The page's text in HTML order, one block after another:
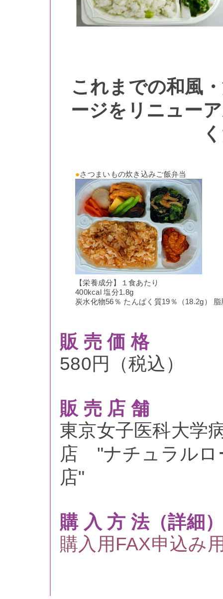
これまでの和風
ージをリニュー
●さつまいもの炊き込みご飯弁当
【栄養成分】１食あたり
400kcal 塩分1.8g
炭水化物56％ たんぱく質19％（18.2g）
販 売 価 格
580円（税込）
販 売 店 舗
東京女子医科大学
店 "ナチュラルロ
店"
購 入 方 法（詳細
購入用FAX申込み